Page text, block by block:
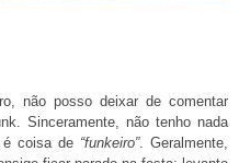
não posso deixar de comentar
Sinceramente, não tenho nada
é coisa de “funkeiro”. Geralmente,